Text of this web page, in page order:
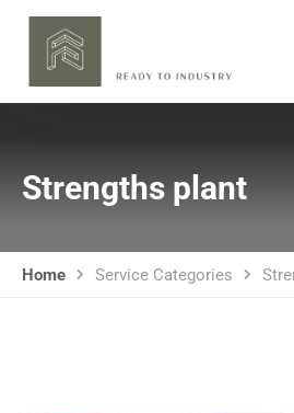
Strengths plant
Home Service Categories